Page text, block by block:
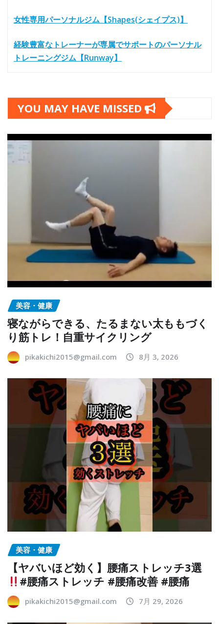
女性専用パーソナルジム【Shapes(シェイプス)】
経験豊富なトレーナーが専属でサポートのパーソナル
トレーニングジム【Runway】
YOU MAY HAVE MISSED
美容・健康
寝ながらできる、たるまない太ももづく
り筋トレ！自重サイクリング
pikakichi2015@gmail.com 8月 3, 2026
美容・健康
【ヤバいほど効く】腰痛ストレッチ3選
#腰痛ストレッチ #腰痛改善 #腰痛
pikakichi2015@gmail.com 7月 29, 2026